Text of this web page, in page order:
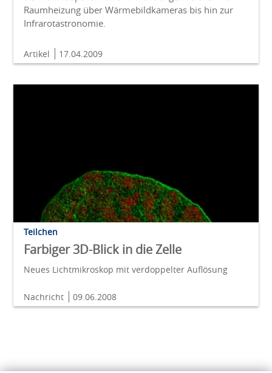
Raumheizung über Wärmebildkameras bis hin zur
Infrarotastronomie.
Artikel 17.04.2009
Teilchen
Farbiger 3D-Blick in die Zelle
Neues Lichtmikroskop mit verdoppelter Auflösung
Nachricht 09.06.2008